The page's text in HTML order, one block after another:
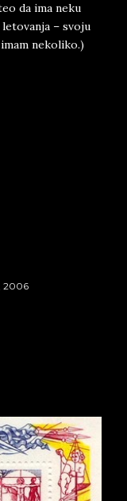
da ima neku
– svoju
nekoliko.)
2006